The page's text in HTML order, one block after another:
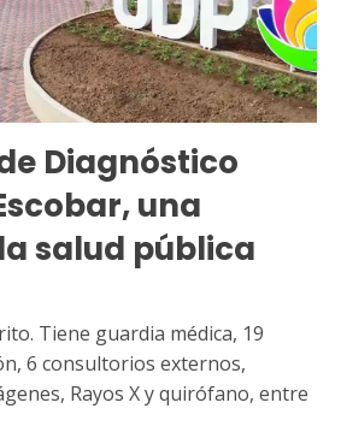
Diagnóstico
una
salud pública
Tiene guardia médica, 19
6 consultorios externos,
Rayos X y quirófano, entre